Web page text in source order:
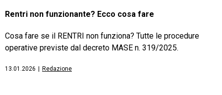
Rentri non funzionante? Ecco cosa fare
Cosa fare se il RENTRI non funziona? Tutte le procedure
operative previste dal decreto MASE n. 319/2025.
13.01.2026 Redazione